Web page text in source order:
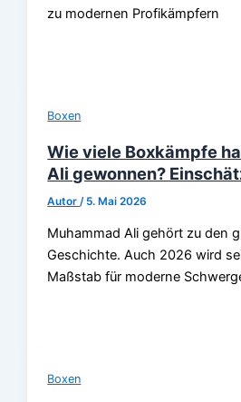
zu modernen Profikämpfern
Boxen
Wie viele Boxkämpfe
Ali gewonnen?
Autor / 5. Mai 2026
Muhammad Ali gehört zu den
Geschichte. Auch 2026 wird
Maßstab für moderne
Boxen